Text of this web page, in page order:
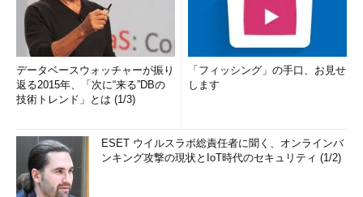
データベースウォッチャーが振り
返る2015年、「次に“来る”DBの
技術トレンド」とは (1/3)
「フィッシング」の手口、お見せ
します
ESET ウイルスラボ総責任者に聞く、オンラインバ
ンキング攻撃の現状とIoT時代のセキュリティ (1/2)